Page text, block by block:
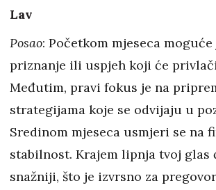
Lav
Posao: Početkom mjeseca moguće
priznanje ili uspjeh koji će
Međutim, pravi fokus je na
strategijama koje se odvijaju u
Sredinom mjeseca usmjeri se na
stabilnost. Krajem lipnja tvoj glas
snažniji, što je izvrsno za